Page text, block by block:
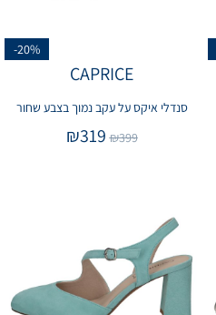
-20%
CAPRICE
סנדלי איקס על עקב נמוך בצבע שחור
₪399
₪319